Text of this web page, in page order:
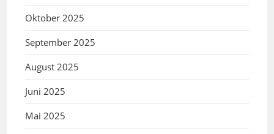
Oktober 2025
September 2025
August 2025
Juni 2025
Mai 2025